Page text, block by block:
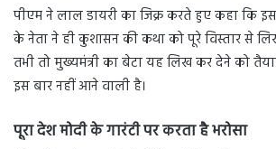
पीएम ने लाल डायरी का जिक्र करते हुए कहा कि इस
के नेता ने ही कुशासन की कथा को पूरे विस्तार से
तभी तो मुख्यमंत्री का बेटा यह लिख कर देने को
इस बार नहीं आने वाली है।
पूरा देश मोदी के गारंटी पर करता है भरोसा